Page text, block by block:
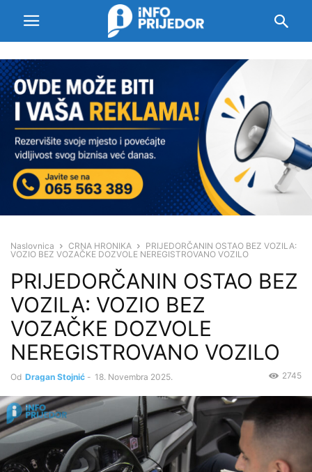
Naslovnica CRNA HRONIKA
PRIJEDORČANIN OSTAO BEZ VOZILA:
VOZIO BEZ VOZAČKE DOZVOLE NEREGISTROVANO VOZILO
PRIJEDORČANIN OSTAO BEZ
VOZILA: VOZIO BEZ
VOZAČKE DOZVOLE
NEREGISTROVANO VOZILO
Od Dragan Stojnić - 18. Novembra 2025. 2745